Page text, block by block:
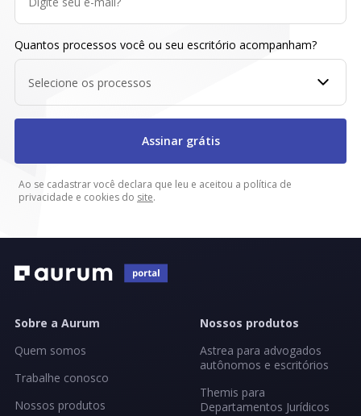
Quantos processos você ou seu escritório acompanham?
Selecione os processos
Assinar grátis
Ao se cadastrar você declara que leu e aceitou a política de
privacidade e cookies do site.
Sobre a Aurum
Quem somos
Trabalhe conosco
Nossos produtos
Nossos produtos
Astrea para advogados
autônomos e escritórios
Themis para
Departamentos Jurídicos